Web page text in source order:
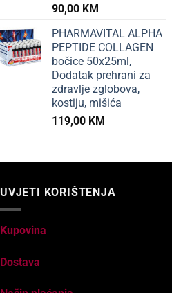
90,00 KM
PHARMAVITAL ALPHA
PEPTIDE COLLAGEN
bočice 50x25ml,
Dodatak prehrani za
zdravlje zglobova,
kostiju, mišića
119,00 KM
UVJETI KORIŠTENJA
Kupovina
Dostava